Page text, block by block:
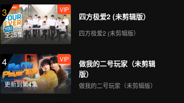
3
全25集
VIP
四方极爱2 (未剪辑版）
四方极爱2 (未剪辑版）
4
更新到第4集
VIP
做我的二号玩家（未剪辑
版）
做我的二号玩家（未剪辑版）